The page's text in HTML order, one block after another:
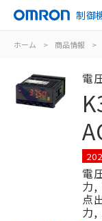
制御
ホーム > 商品情報 >
電
電
力,
点
力,